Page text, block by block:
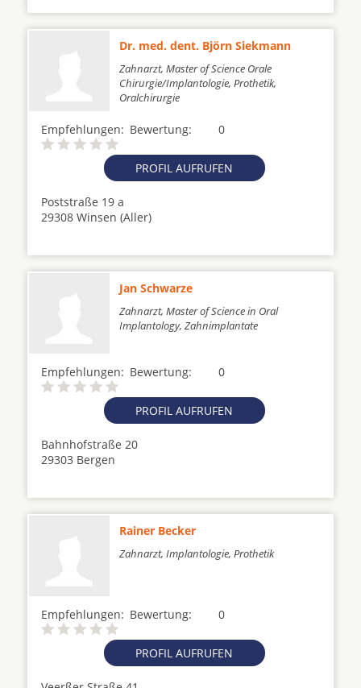
Dr. med. dent. Björn Siekmann
Zahnarzt, Master of Science Orale
Chirurgie/Implantologie, Prothetik,
Oralchirurgie
Empfehlungen: 0
Bewertung:
PROFIL AUFRUFEN
Poststraße 19 a
29308 Winsen (Aller)
Jan Schwarze
Zahnarzt, Master of Science in Oral
Implantology, Zahnimplantate
Empfehlungen: 0
Bewertung:
PROFIL AUFRUFEN
Bahnhofstraße 20
29303 Bergen
Rainer Becker
Zahnarzt, Implantologie, Prothetik
Empfehlungen: 0
Bewertung:
PROFIL AUFRUFEN